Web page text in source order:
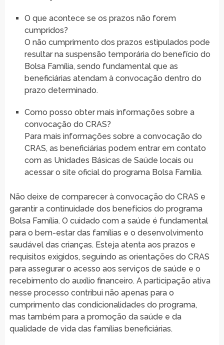
O que acontece se os prazos não forem
cumpridos?
O não cumprimento dos prazos estipulados pode
resultar na suspensão temporária do benefício do
Bolsa Família, sendo fundamental que as
beneficiárias atendam à convocação dentro do
prazo determinado.
Como posso obter mais informações sobre a
convocação do CRAS?
Para mais informações sobre a convocação do
CRAS, as beneficiárias podem entrar em contato
com as Unidades Básicas de Saúde locais ou
acessar o site oficial do programa Bolsa Família.
Não deixe de comparecer à convocação do CRAS e
garantir a continuidade dos benefícios do programa
Bolsa Família. O cuidado com a saúde é fundamental
para o bem-estar das famílias e o desenvolvimento
saudável das crianças. Esteja atenta aos prazos e
requisitos exigidos, seguindo as orientações do CRAS
para assegurar o acesso aos serviços de saúde e o
recebimento do auxílio financeiro. A participação ativa
nesse processo contribui não apenas para o
cumprimento das condicionalidades do programa,
mas também para a promoção da saúde e da
qualidade de vida das famílias beneficiárias.